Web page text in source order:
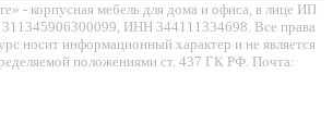
- корпусная мебель для дома и офиса, в лице ИП
ИНН 344111334698. Все права
носит информационный характер и не является
положениями ст. 437 ГК РФ. Почта: